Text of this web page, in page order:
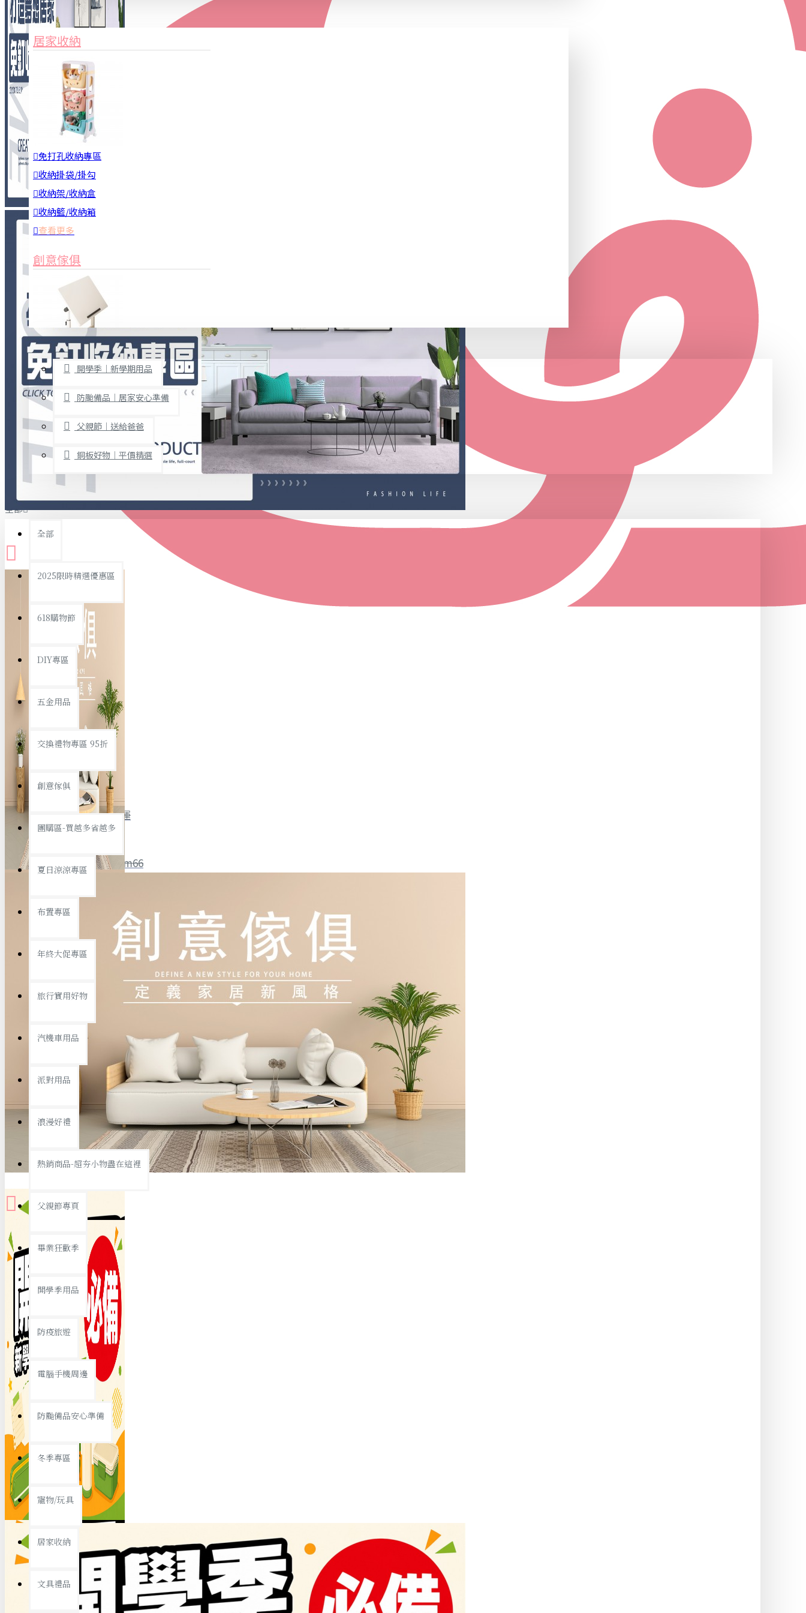
全館限時滿799免運
聯絡我們 ID : @ym66
優惠活動 最新活動
3C周邊
居家安全
居家清潔
查看更多
餐飲廚具
廚房收納
烘焙用具
隨身餐具
查看更多
文具禮品
事務用品
文具收納
書寫用品
衛浴用品
個人衛浴用品
浴室置物/收納
旅行收納
汽機車用品
查看更多
置物架/收納櫃
銅板精選
19元專區
39元專區
節慶熱賣
春節/新年
家俱&收納
居家收納
免打孔收納專區
收納掛袋/掛勾
收納架/收納盒
收納籃/收納箱
查看更多
創意傢俱
桌子/椅子
置物架/收納櫃
其他
免打孔收納專區
限時促銷
開學季｜新學期用品
防颱備品｜居家安心準備
父親節｜送給爸爸
銅板好物｜平價精選
全部
全部
2025限時精選優惠區
618購物節
DIY專區
五金用品
交換禮物專區 95折
創意傢俱
團購區-買越多省越多
夏日涼涼專區
布置專區
年終大促專區
旅行實用好物
汽機車用品
派對用品
浪漫好禮
熱銷商品-超夯小物盡在這裡
父親節專頁
畢業狂歡季
開學季用品
防疫旅遊
電腦手機周邊
防颱備品安心準備
冬季專區
寵物/玩具
居家收納
文具禮品